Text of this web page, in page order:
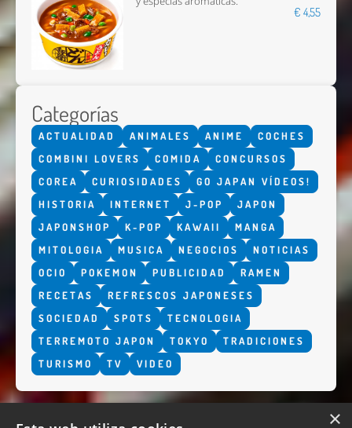
€ 4,55
Categorías
ACTUALIDAD ANIMALES ANIME
COCHES
COMBINI LOVERS
COMIDA
CONCURSOS
COREA
CURIOSIDADES
GO JAPAN VÍDEOS!
HISTORIA
INTERNET J-POP
JAPON
JAPONSHOP
K-POP KAWAII
MANGA
MITOLOGIA
MUSICA NEGOCIOS
NOTICIAS
OCIO
POKEMON PUBLICIDAD
RAMEN
RECETAS
REFRESCOS JAPONESES
SOCIEDAD
SPOTS
TECNOLOGIA
TERREMOTO JAPON
TOKYO
TRADICIONES
TURISMO
TV VIDEO
×